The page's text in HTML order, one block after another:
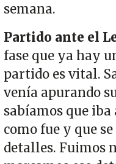
semana.
Partido ante el
fase que ya hay
partido es vital.
venía apurando
sabíamos que
como fue y que
detalles. Fuimos